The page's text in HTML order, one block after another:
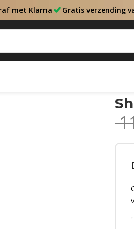
met Klarna Gratis verzending